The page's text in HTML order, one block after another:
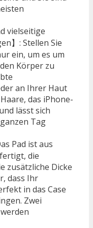
vielseitige
】: Stellen Sie
ein, um es um
Körper zu
an Ihrer Haut
das iPhone-
lässt sich
Tag
Pad ist aus
die
zusätzliche Dicke
dass Ihr
in das Case
Zwei